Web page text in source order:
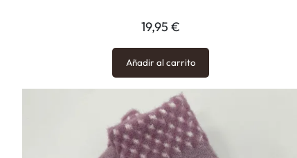
19,95 €
Añadir al carrito